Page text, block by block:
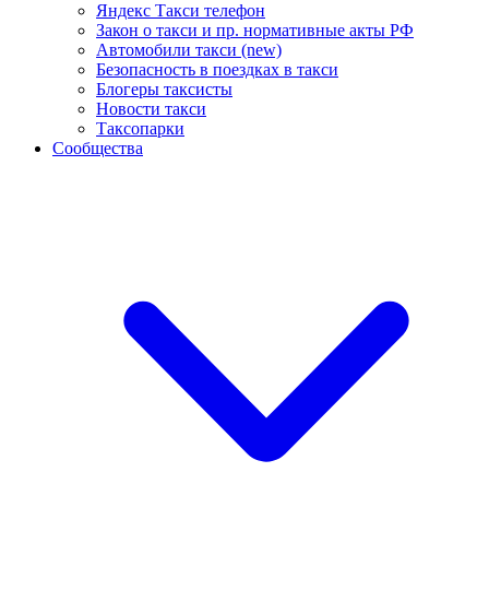
Яндекс Такси телефон
Закон о такси и пр. нормативные акты РФ
Автомобили такси (new)
Безопасность в поездках в такси
Блогеры таксисты
Новости такси
Таксопарки
Сообщества